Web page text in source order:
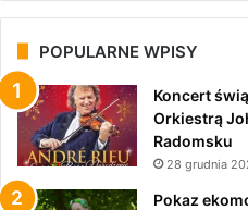
POPULARNE WPISY
Koncert
Orkiestrą
Radomsku
28 grudnia
Pokaz